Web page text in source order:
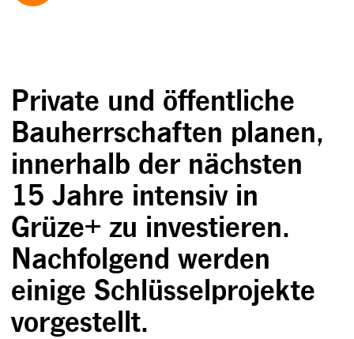
Private und öffentliche
Bauherrschaften planen,
innerhalb der nächsten
15 Jahre intensiv in
Grüze+ zu investieren.
Nachfolgend werden
einige Schlüsselprojekte
vorgestellt.